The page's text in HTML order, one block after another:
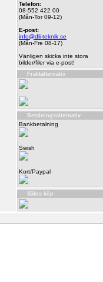
Telefon:
08-552 422 00
(Mån-Tor 09-12)
E-post:
info@dli-teknik.se
(Mån-Fre 08-17)
Vänligen skicka inte stora
bilder/filer via e-post!
Fraktalternativ
Betalningsalternativ
Bankbetalning
Swish
Kort/Paypal
Säkra köp